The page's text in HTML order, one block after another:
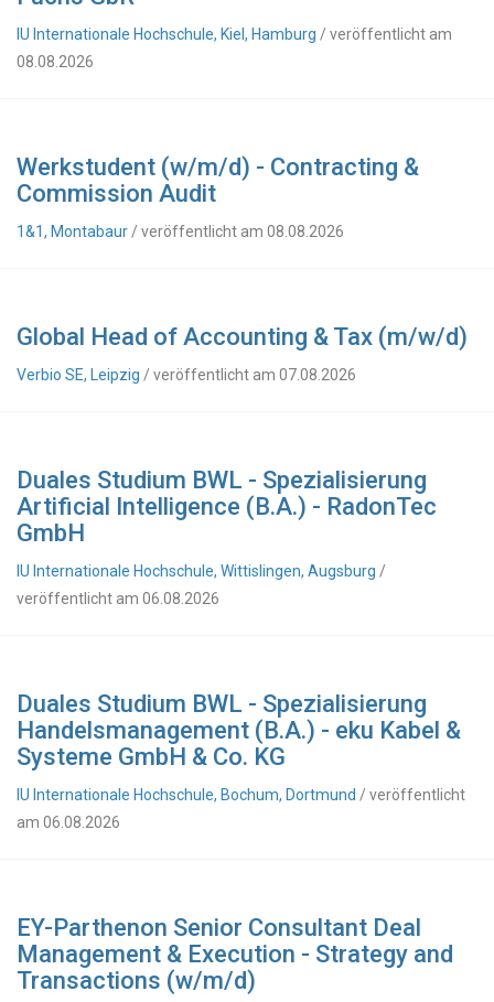
IU Internationale Hochschule, Kiel, Hamburg / veröffentlicht am
08.08.2026
Werkstudent (w/m/d) - Contracting &
Commission Audit
1&1, Montabaur / veröffentlicht am 08.08.2026
Global Head of Accounting & Tax (m/w/d)
Verbio SE, Leipzig / veröffentlicht am 07.08.2026
Duales Studium BWL - Spezialisierung
Artificial Intelligence (B.A.) - RadonTec
GmbH
IU Internationale Hochschule, Wittislingen, Augsburg /
veröffentlicht am 06.08.2026
Duales Studium BWL - Spezialisierung
Handelsmanagement (B.A.) - eku Kabel &
Systeme GmbH & Co. KG
IU Internationale Hochschule, Bochum, Dortmund / veröffentlicht
am 06.08.2026
EY-Parthenon Senior Consultant Deal
Management & Execution - Strategy and
Transactions (w/m/d)